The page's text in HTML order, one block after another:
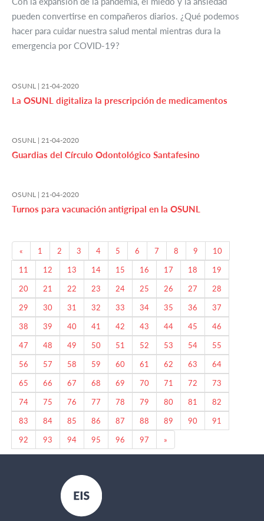
pueden convertirse en compañeros diarios. ¿Qué podemos
hacer para cuidar nuestra salud mental mientras dura la
emergencia por COVID-19?
OSUNL | 21-04-2020
La OSUNL digitaliza la prescripción de medicamentos
OSUNL | 21-04-2020
Guardias del Círculo Odontológico Santafesino
OSUNL | 21-04-2020
Turnos para vacunación antigripal en la OSUNL
« Previous
1 2 3 4 5 6 7 8 9
10
11
12 13 14 15 16 17 18
19
20
21 22 23 24 25 26 27
28
29
30 31 32 33 34 35 36
37
38
39 40 41 42 43 44 45
46
47
48 49 50 51 52 53 54
55
56
57 58 59 60 61 62 63
64
65
66 67 68 69 70 71 72
73
74
75 76 77 78 79 80 81
82
83
84 85 86 87 88 89 90
91
92
93 94 95 96 97 »